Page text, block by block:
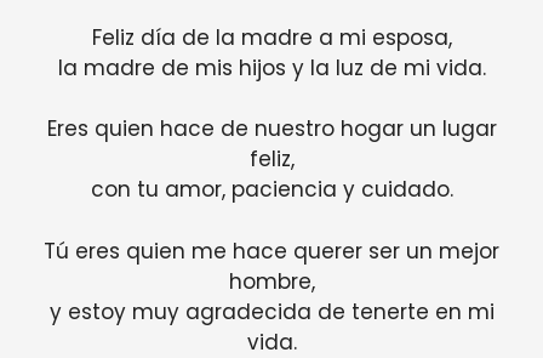
Feliz día de la madre a mi esposa,
la madre de mis hijos y la luz de mi vida.
Eres quien hace de nuestro hogar un lugar
feliz,
con tu amor, paciencia y cuidado.
Tú eres quien me hace querer ser un mejor
hombre,
y estoy muy agradecida de tenerte en mi
vida.